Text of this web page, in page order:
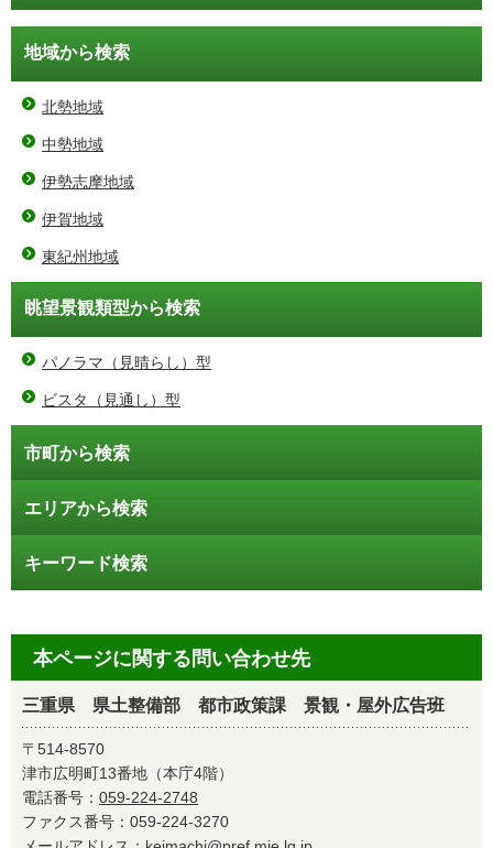
地域から検索
北勢地域
中勢地域
伊勢志摩地域
伊賀地域
東紀州地域
眺望景観類型から検索
パノラマ（見晴らし）型
ビスタ（見通し）型
市町から検索
エリアから検索
キーワード検索
本ページに関する問い合わせ先
三重県 県土整備部 都市政策課 景観・屋外広告班
〒514-8570
津市広明町13番地（本庁4階）
電話番号： 059-224-2748
ファクス番号：059-224-3270